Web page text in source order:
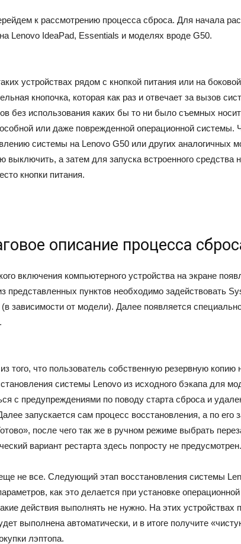
к рассмотрению процесса сброса. Для начала
Lenovo IdeaPad, Essentials и моделях вроде G50.
устройствах рядом с кнопкой питания или на
кнопочка, которая как раз и отвечает за вызов
без использования каких бы то ни было съемных
или даже поврежденной операционной системы.
системы на Lenovo G50 или других аналогичных
выключить, а затем для запуска встроенного средства
кнопки питания.
описание процесса
включения компьютерного устройства на экране
представленных пунктов необходимо задействовать
зависимости от модели). Далее появляется
того, что пользователь собственную резервную
системы Lenovo из исходного бэкапа для
с предупреждениями по поводу старта сброса и
запускается сам процесс восстановления, а по его
после чего так же в ручном режиме выбрать
вариант рестарта здесь попросту не предусмотрен.
не все. Следующий этап восстановления системы
как это делается при установке
действия выполнять не нужно. На этих устройствах
выполнена автоматически, и в итоге получите
лэптопа.